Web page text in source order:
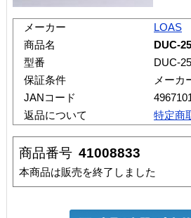
メーカー
LOAS
商品名
DUC-
型番
DUC-
保証条件
メーカ
JANコード
返品について
特定商
商品番号 41008833
本商品は販売を終了しました